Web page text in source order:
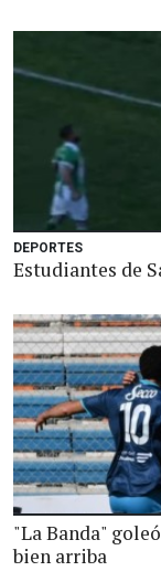
DEPORTES
Estudiantes de
"La Banda"
bien arriba